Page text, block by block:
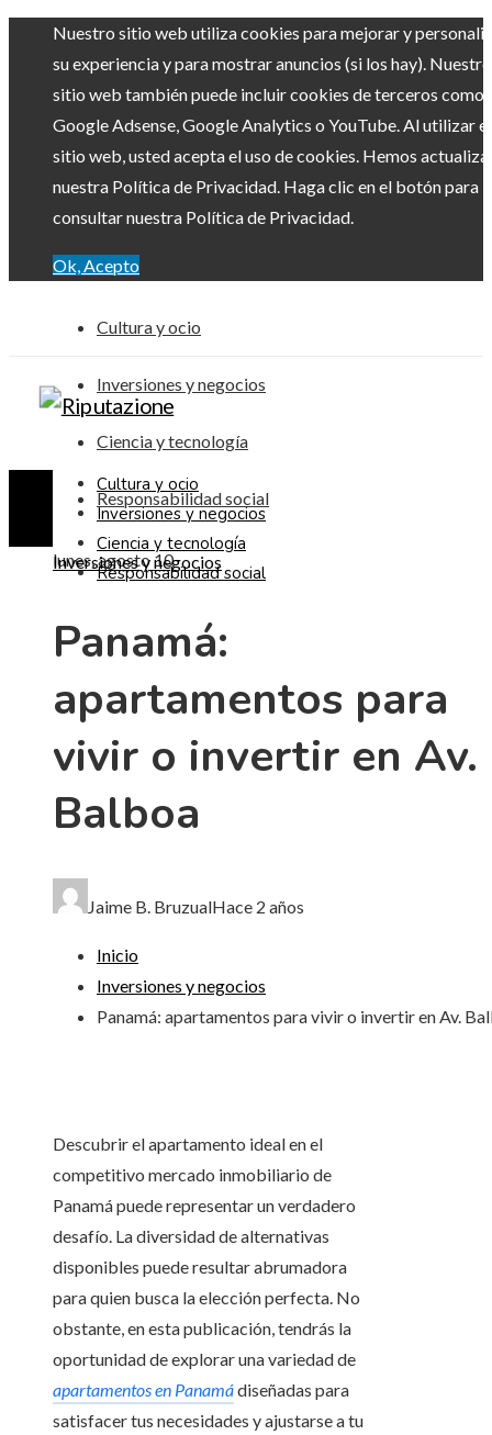
Nuestro sitio web utiliza cookies para mejorar y
su experiencia y para mostrar anuncios (si los hay). Nuestro
sitio web también puede incluir cookies de terceros como
Google Adsense, Google Analytics o YouTube. Al utilizar el
sitio web, usted acepta el uso de cookies. Hemos
nuestra Política de Privacidad. Haga clic en el botón para
consultar nuestra Política de Privacidad.
Ok, Acepto
Cultura y ocio
Inversiones y negocios
Ciencia y tecnología
Responsabilidad social
lunes, agosto 10
Cultura y ocio
Inversiones y negocios
Ciencia y tecnología
Responsabilidad social
Inversiones y negocios
Panamá:
apartamentos para
vivir o invertir en Av.
Balboa
Jaime B. BruzualHace 2 años
Inicio
Inversiones y negocios
Panamá: apartamentos para vivir o invertir en Av.
Descubrir el apartamento ideal en el
competitivo mercado inmobiliario de
Panamá puede representar un verdadero
desafío. La diversidad de alternativas
disponibles puede resultar abrumadora
para quien busca la elección perfecta. No
obstante, en esta publicación, tendrás la
oportunidad de explorar una variedad de
apartamentos en Panamádiseñadas para
satisfacer tus necesidades y ajustarse a tu